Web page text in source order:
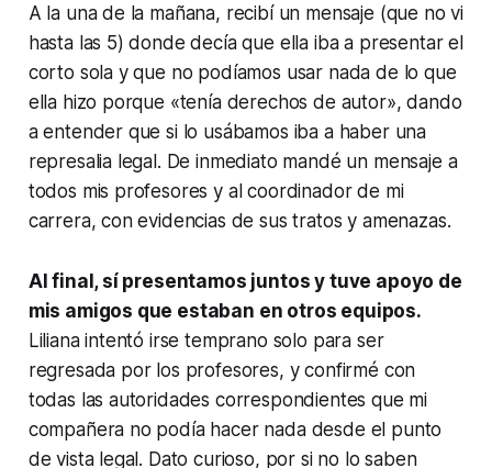
A la una de la mañana, recibí un mensaje (que no vi
hasta las 5) donde decía que ella iba a presentar el
corto sola y que no podíamos usar nada de lo que
ella hizo porque «tenía derechos de autor», dando
a entender que si lo usábamos iba a haber una
represalia legal. De inmediato mandé un mensaje a
todos mis profesores y al coordinador de mi
carrera, con evidencias de sus tratos y amenazas.
Al final, sí presentamos juntos y tuve apoyo de
mis amigos que estaban en otros equipos.
Liliana intentó irse temprano solo para ser
regresada por los profesores, y confirmé con
todas las autoridades correspondientes que mi
compañera no podía hacer nada desde el punto
de vista legal. Dato curioso, por si no lo saben